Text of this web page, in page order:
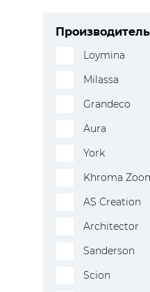
Производитель
Loymina
Milassa
Grandeco
Aura
York
Khroma
AS Creation
Architector
Sanderson
Scion